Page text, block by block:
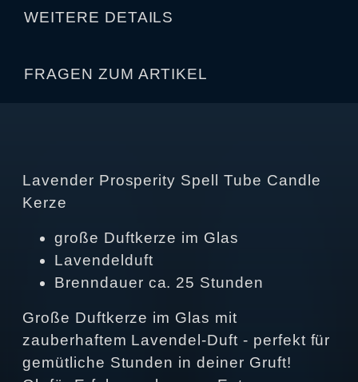
WEITERE DETAILS
FRAGEN ZUM ARTIKEL
Lavender Prosperity Spell Tube Candle
Kerze
große Duftkerze im Glas
Lavendelduft
Brenndauer ca. 25 Stunden
Große Duftkerze im Glas mit
zauberhaftem Lavendel-Duft - perfekt für
gemütliche Stunden in deiner Gruft!